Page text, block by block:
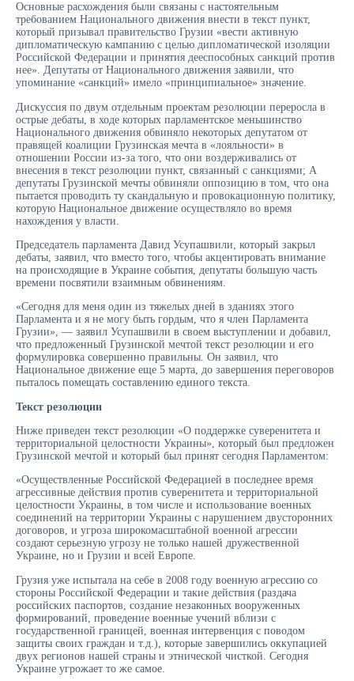
Основные расхождения были связаны с настоятельным
требованием Национального движения внести в текст пункт,
который призывал правительство Грузии «вести активную
дипломатическую кампанию с целью дипломатической изоляции
Российской Федерации и принятия дееспособных санкций против
нее». Депутаты от Национального движения заявили, что
упоминание «санкций» имело «принципиальное» значение.
Дискуссия по двум отдельным проектам резолюции переросла в
острые дебаты, в ходе которых парламентское меньшинство
Национального движения обвиняло некоторых депутатом от
правящей коалиции Грузинская мечта в «лояльности» в
отношении России из-за того, что они воздерживались от
внесения в текст резолюции пункт, связанный с санкциями; А
депутаты Грузинской мечты обвиняли оппозицию в том, что она
пытается проводить ту скандальную и провокационную политику,
которую Национальное движение осуществляло во время
нахождения у власти.
Председатель парламента Давид Усупашвили, который закрыл
дебаты, заявил, что вместо того, чтобы акцентировать внимание
на происходящие в Украине события, депутаты большую часть
времени посвятили взаимным обвинениям.
«Сегодня для меня один из тяжелых дней в зданиях этого
Парламента и я не могу быть гордым, что я член Парламента
Грузии», — заявил Усупашвили в своем выступлении и добавил,
что предложенный Грузинской мечтой текст резолюции и его
формулировка совершенно правильны. Он заявил, что
Национальное движение еще 5 марта, до завершения переговоров
пыталось помещать составлению единого текста.
Текст резолюции
Ниже приведен текст резолюции «О поддержке суверенитета и
территориальной целостности Украины», который был предложен
Грузинской мечтой и который был принят сегодня Парламентом:
«Осуществленные Российской Федерацией в последнее время
агрессивные действия против суверенитета и территориальной
целостности Украины, в том числе и использование военных
соединений на территории Украины с нарушением двусторонних
договоров, и угроза широкомасштабной военной агрессии
создают серьезную угрозу не только нашей дружественной
Украине, но и Грузии и всей Европе.
Грузия уже испытала на себе в 2008 году военную агрессию со
стороны Российской Федерации и такие действия (раздача
российских паспортов, создание незаконных вооруженных
формирований, проведение военные учений вблизи с
государственной границей, военная интервенция с поводом
защиты своих граждан и т.д.), которые завершились оккупацией
двух регионов нашей страны и этнической чисткой. Сегодня
Украине угрожает то же самое.